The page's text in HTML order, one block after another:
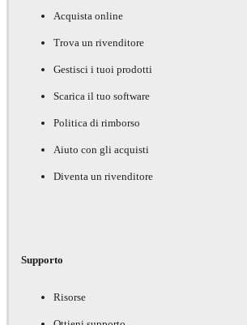
Acquista online
Trova un rivenditore
Gestisci i tuoi prodotti
Scarica il tuo software
Politica di rimborso
Aiuto con gli acquisti
Diventa un rivenditore
Supporto
Risorse